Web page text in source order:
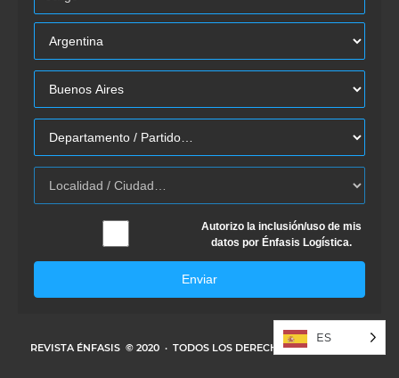
Autorizo la inclusión/uso de mis
datos por Énfasis Logística.
Enviar
REVISTA ÉNFASIS © 2020 · TODOS LOS DERECHOS RESERVADOS
ES